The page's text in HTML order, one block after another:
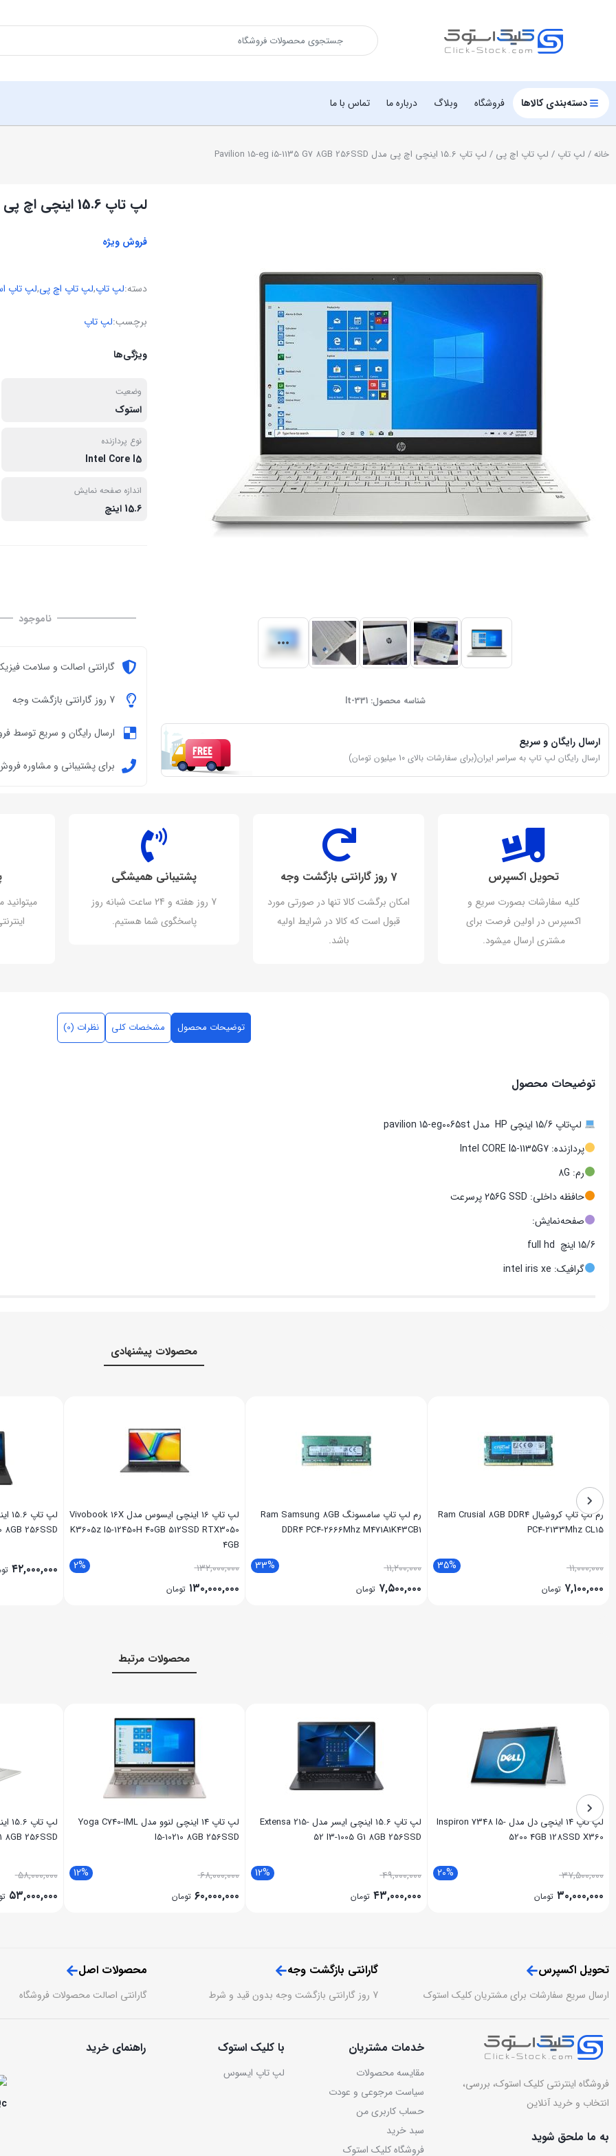
دسته‌بندی کالاها فروشگاه وبلاگ درباره ما تماس با ما
خانه/ لپ تاپ / لپ تاپ اچ پی / لپ تاپ 15.6 اینچی اچ پی مدل Pavilion 15-eg i5-1135 G7 8GB 256SSD
شناسه محصول:lt-331
ارسال رایگان و سریع
ارسال رایگان لپ تاپ به سراسر ایران(برای سفارشات بالای 10 میلیون تومان)
لپ تاپ 15.6 اینچی اچ پی مدل Pavilion 15-eg i5-1135 G7 8GB 256SSD
فروش ویژه
دسته:لپ تاپ,لپ تاپ اچ پی,لپ تاپ
برچسب:لپ تاپ
ویژگی‌ها
وضعیت
استوک
نوع پردازنده
Intel Core I5
اندازه صفحه نمایش
15.6 اینچ
ناموجود
گارانتی اصالت و سلامت
7 روز گارانتی بازگشت وجه
ارسال رایگان و سریع توسط
برای پشتیبانی و مشاوره فروش تماس
تحویل اکسپرس
کلیه سفارشات بصورت سریع و
اکسپرس در اولین فرصت برای
مشتری ارسال میشود.
7 روز گارانتی بازگشت وجه
امکان برگشت کالا تنها در صورتی مورد
قبول است که کالا در شرایط اولیه
باشد.
پشتیبانی همیشگی
7 روز هفته و 24 ساعت شبانه روز
پاسخگوی شما هستیم.
توضیحات محصول مشخصات کلی نظرات (0)
توضیحات محصول
لپ‌تاپ 15/6 اینچی HP مدل pavilion 15-eg0065st
پردازنده: Intel CORE I5-1135G7
رم: 8G
حافظه داخلی: 256G SSD پرسرعت
صفحه‌نمایش:
15/6 اینچ full hd
گرافیک: intel iris xe
محصولات پیشنهادی
رم لپ تاپ کروشیال Ram Crusial 8GB DDR4
PC4-2133Mhz CL15
35% ۱۱,۰۰۰,۰۰۰
۷,۱۰۰,۰۰۰ تومان
رم لپ تاپ سامسونگ Ram Samsung 8GB
DDR4 PC4-2666Mhz M471A1K43CB1
33% ۱۱,۲۰۰,۰۰۰
۷,۵۰۰,۰۰۰ تومان
لپ تاپ 16 اینچی ایسوس مدل Vivobook 16X
K3605z I5-12450H 40GB 512SSD RTX3050
4GB
2% ۱۳۲,۰۰۰,۰۰۰
۱۳۰,۰۰۰,۰۰۰ تومان
8GB 256SSD
۴۲,۰۰۰,۰۰۰
محصولات مرتبط
لپ تاپ 14 اینچی دل مدل Inspiron 7348 I5-
5200 4GB 128SSD X360
20% ۳۷,۵۰۰,۰۰۰
۳۰,۰۰۰,۰۰۰ تومان
لپ تاپ 15.6 اینچی ایسر مدل Extensa 215-
52 I3-1005 G1 8GB 256SSD
12% ۴۹,۰۰۰,۰۰۰
۴۳,۰۰۰,۰۰۰ تومان
لپ تاپ 14 اینچی لنوو مدل Yoga C740-IML
I5-10210 8GB 256SSD
12% ۶۸,۰۰۰,۰۰۰
۶۰,۰۰۰,۰۰۰ تومان
8GB 256SSD
۵۸,۰۰۰,۰۰۰
۵۳,۰۰۰,۰۰۰
تحویل اکسپرس
ارسال سریع سفارشات برای مشتریان کلیک استوک
گارانتی بازگشت وجه
7 روز گارانتی بازگشت وجه بدون قید و شرط
محصولات اصل
گارانتی اصالت محصولات فروشگاه
فروشگاه اینترنتی کلیک استوک، بررسی،
انتخاب و خرید آنلاین
به ما ملحق شوید
خدمات مشتریان
مقایسه محصولات
سیاست مرجوعی و عودت
حساب کاربری من
سبد خرید
فروشگاه کلیک استوک
با کلیک استوک
لپ تاپ ایسوس
راهنمای خرید